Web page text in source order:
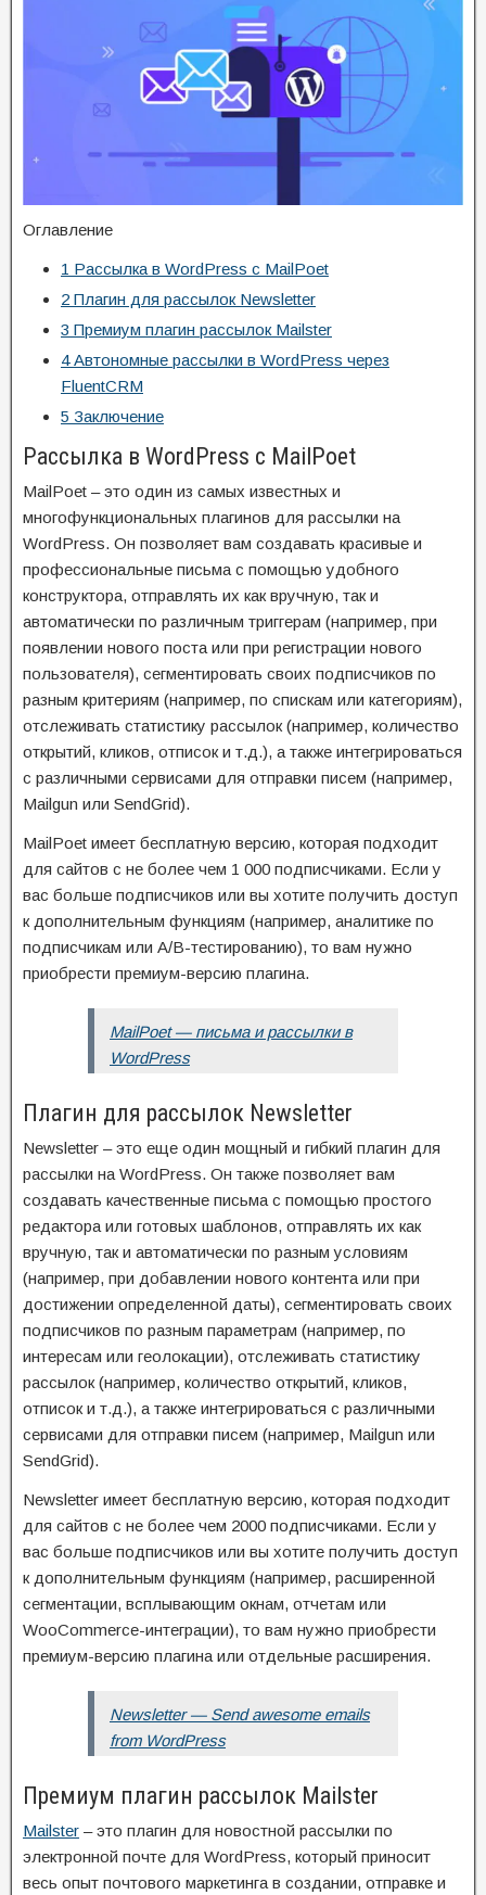
Оглавление
1 Рассылка в WordPress с MailPoet
2 Плагин для рассылок Newsletter
3 Премиум плагин рассылок Mailster
4Автономные рассылки в WordPress через
FluentCRM
5 Заключение
Рассылка в WordPress с MailPoet
MailPoet – это один из самых известных и
многофункциональных плагинов для рассылки на
WordPress. Он позволяет вам создавать красивые и
профессиональные письма с помощью удобного
конструктора, отправлять их как вручную, так и
автоматически по различным триггерам (например, при
появлении нового поста или при регистрации нового
пользователя), сегментировать своих подписчиков по
разным критериям (например, по спискам или категориям),
отслеживать статистику рассылок (например, количество
открытий, кликов, отписок и т.д.), а также интегрироваться
с различными сервисами для отправки писем (например,
Mailgun или SendGrid).
MailPoet имеет бесплатную версию, которая подходит
для сайтов с не более чем 1 000 подписчиками. Если у
вас больше подписчиков или вы хотите получить доступ
к дополнительным функциям (например, аналитике по
подписчикам или A/B-тестированию), то вам нужно
приобрести премиум-версию плагина.
MailPoet — письма и рассылки в
WordPress
Плагин для рассылок Newsletter
Newsletter – это еще один мощный и гибкий плагин для
рассылки на WordPress. Он также позволяет вам
создавать качественные письма с помощью простого
редактора или готовых шаблонов, отправлять их как
вручную, так и автоматически по разным условиям
(например, при добавлении нового контента или при
достижении определенной даты), сегментировать своих
подписчиков по разным параметрам (например, по
интересам или геолокации), отслеживать статистику
рассылок (например, количество открытий, кликов,
отписок и т.д.), а также интегрироваться с различными
сервисами для отправки писем (например, Mailgun или
SendGrid).
Newsletter имеет бесплатную версию, которая подходит
для сайтов с не более чем 2000 подписчиками. Если у
вас больше подписчиков или вы хотите получить доступ
к дополнительным функциям (например, расширенной
сегментации, всплывающим окнам, отчетам или
WooCommerce-интеграции), то вам нужно приобрести
премиум-версию плагина или отдельные расширения.
Newsletter — Send awesome emails
from WordPress
Премиум плагин рассылок Mailster
Mailster – это плагин для новостной рассылки по
электронной почте для WordPress, который приносит
весь опыт почтового маркетинга в создании, отправке и